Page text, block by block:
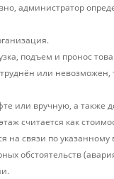
администратор
подъем и пронос
или
или вручную, а также
считается как
на связи по
обстоятельств